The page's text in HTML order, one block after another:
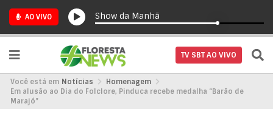
AO VIVO Show da Manhã
TV SBT AO VIVO
Você está em Notícias
Homenagem
Em alusão ao Dia do Folclore, Pinduca recebe medalha “Barão de
Marajó”